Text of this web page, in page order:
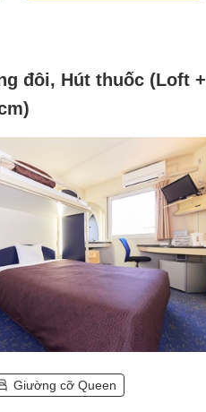
đôi, Hút thuốc (Loft +
Giường cỡ Queen